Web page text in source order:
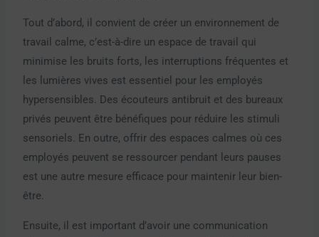
Tout d’abord, il convient de créer un environnement de
travail calme, c’est-à-dire un espace de travail qui
minimise les bruits forts, les interruptions fréquentes et
les lumières vives est essentiel pour les employés
hypersensibles. Des écouteurs antibruit et des bureaux
privés peuvent être bénéfiques pour réduire les stimuli
sensoriels. En outre, offrir des espaces calmes où ces
employés peuvent se ressourcer pendant leurs pauses
est une autre mesure efficace pour maintenir leur bien-
être.
Ensuite, il est important d’avoir une communication